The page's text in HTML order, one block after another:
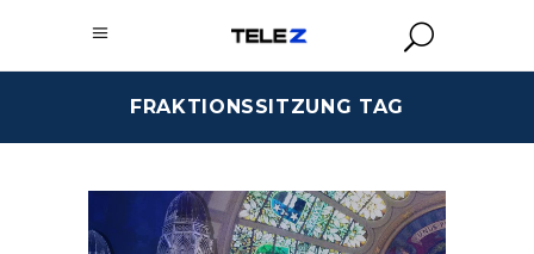
FRAKTIONSSITZUNG TAG